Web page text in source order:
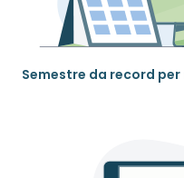
Semestre da record